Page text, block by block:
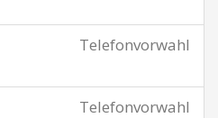
Telefonvorwahl
Telefonvorwahl